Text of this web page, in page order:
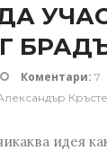
Коментари: 7
идея